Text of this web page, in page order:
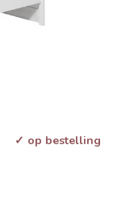
✓ op bestelling